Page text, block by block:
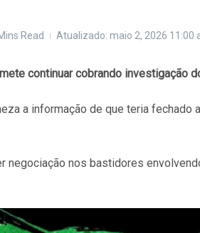
Read Atualizado: maio 2, 2026 11:00
continuar cobrando investigação
a informação de que teria
negociação nos bastidores